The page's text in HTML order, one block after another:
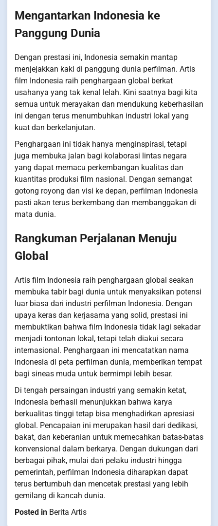
Mengantarkan Indonesia ke
Panggung Dunia
Dengan prestasi ini, Indonesia semakin mantap
menjejakkan kaki di panggung dunia perfilman. Artis
film Indonesia raih penghargaan global berkat
usahanya yang tak kenal lelah. Kini saatnya bagi kita
semua untuk merayakan dan mendukung keberhasilan
ini dengan terus menumbuhkan industri lokal yang
kuat dan berkelanjutan.
Penghargaan ini tidak hanya menginspirasi, tetapi
juga membuka jalan bagi kolaborasi lintas negara
yang dapat memacu perkembangan kualitas dan
kuantitas produksi film nasional. Dengan semangat
gotong royong dan visi ke depan, perfilman Indonesia
pasti akan terus berkembang dan membanggakan di
mata dunia.
Rangkuman Perjalanan Menuju
Global
Artis film Indonesia raih penghargaan global seakan
membuka tabir bagi dunia untuk menyaksikan potensi
luar biasa dari industri perfilman Indonesia. Dengan
upaya keras dan kerjasama yang solid, prestasi ini
membuktikan bahwa film Indonesia tidak lagi sekadar
menjadi tontonan lokal, tetapi telah diakui secara
internasional. Penghargaan ini mencatatkan nama
Indonesia di peta perfilman dunia, memberikan tempat
bagi sineas muda untuk bermimpi lebih besar.
Di tengah persaingan industri yang semakin ketat,
Indonesia berhasil menunjukkan bahwa karya
berkualitas tinggi tetap bisa menghadirkan apresiasi
global. Pencapaian ini merupakan hasil dari dedikasi,
bakat, dan keberanian untuk memecahkan batas-batas
konvensional dalam berkarya. Dengan dukungan dari
berbagai pihak, mulai dari pelaku industri hingga
pemerintah, perfilman Indonesia diharapkan dapat
terus bertumbuh dan mencetak prestasi yang lebih
gemilang di kancah dunia.
Posted in Berita Artis